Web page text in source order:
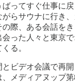
ってすぐ仕事に
らサウナに行き
際、ある会話を
会った人々と東京
る。
ビデオ会議で再
メディアヌップ第